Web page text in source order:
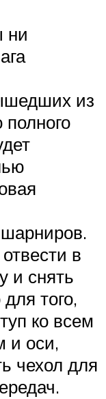
ни
из
полного
в
и снять
того,
ко всем
и оси,
чехол для